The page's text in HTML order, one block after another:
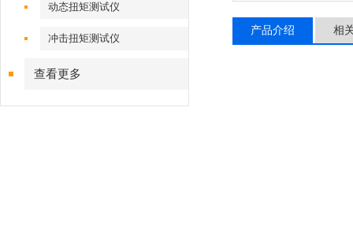
动态扭矩测试仪
冲击扭矩测试仪
查看更多
产品介绍 相